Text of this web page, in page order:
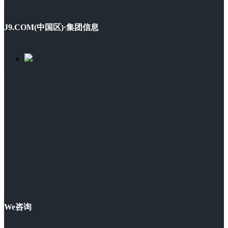
J9.COM(中国区)·集团信息
We咨询